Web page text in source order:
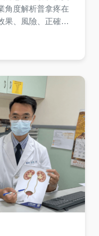
角度解析普拿疼在
果、風險、正確用